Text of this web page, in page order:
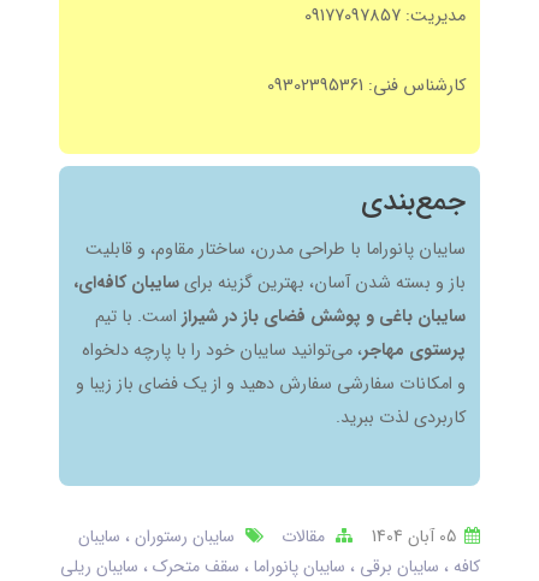
مدیریت: 09177097857
کارشناس فنی: 09302395361
جمع‌بندی
سایبان پانوراما با طراحی مدرن، ساختار مقاوم، و قابلیت
باز و بسته شدن آسان، بهترین گزینه برایسایبان کافه‌ای،
سایبان باغی و پوشش فضای باز در شیراز است. با تیم
پرستوی مهاجر، می‌توانید سایبان خود را با پارچه دلخواه
و امکانات سفارشی سفارش دهید و از یک فضای باز زیبا و
کاربردی لذت ببرید.
مقالات سایبان رستوران سایبان
کافه
سایبان برقی سایبان پانوراما سقف متحرک سایبان ریلی